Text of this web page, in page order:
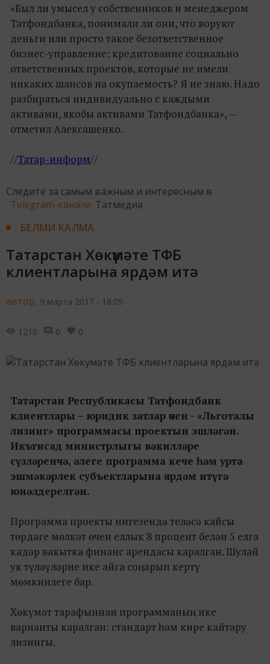
«Был ли умысел у собственников и менеджером
Татфондбанка, понимали ли они, что воруют
деньги или просто такое безответственное
бизнес-управление: кредитование социально
ответственных проектов, которые не имели
никаких шансов на окупаемость? Я не знаю. Надо
разбираться индивидуально с каждыми
активами, якобы активами Татфондбанка», —
отметил Алексашенко.
//Татар-информ//
Следите за самым важным и интересным в
Telegram-канале Татмедиа
БЕЛМИ КАЛМА
Татарстан Хөкүмәте ТФБ
клиентларына ярдәм итә
автор, 9 марта 2017 - 18:09
1210 0 0
Татарстан Республикасы Татфондбанк
клиентлары – юридик затлар өчен - «Льготалы
лизинг» программасы проектын эшләгән.
Икътисад министрлыгы вәкилләре
сүзләренчә, әлеге программа кече һәм урта
эшмәкәрлек субъектларына ярдәм итүгә
юнәлдерелгән.
Программа проекты нигезендә теләсә кайсы
төрдәге мөлкәт өчен еллык 8 процент белән 5 елга
кадәр вакытка финанс арендасы каралган. Шулай
ук түләүләрне ике айга соңарып кертү
мөмкинлеге бар.
Хөкүмәт тарафыннан программаның ике
варианты каралган: стандарт һәм кире кайтару
лизингы.